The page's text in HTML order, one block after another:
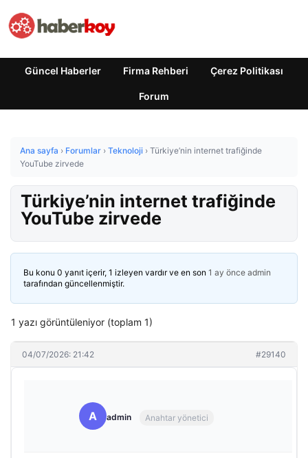
Güncel Haberler Firma Rehberi Çerez Politikası
Forum
Ana sayfa › Forumlar › Teknoloji › Türkiye’nin internet trafiğinde
YouTube zirvede
Türkiye’nin internet trafiğinde
YouTube zirvede
Bu konu 0 yanıt içerir, 1 izleyen vardır ve en son 1 ay önce admin
tarafından güncellenmiştir.
1 yazı görüntüleniyor (toplam 1)
04/07/2026: 21:42 #29140
A admin Anahtar yönetici